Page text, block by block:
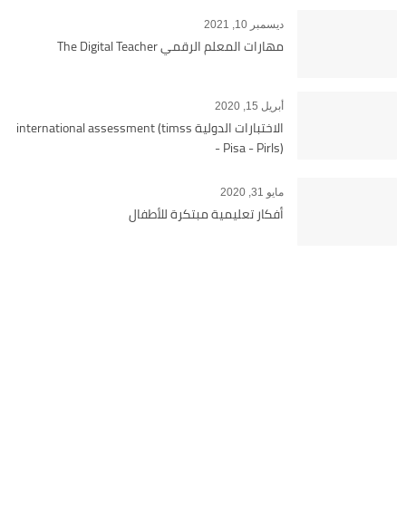
ديسمبر 10, 2021
مهارات المعلم الرقمي The Digital Teacher
أبريل 15, 2020
الاختبارات الدولية international assessment (timss
- Pisa - Pirls)
مايو 31, 2020
أفكار تعليمية مبتكرة للأطفال